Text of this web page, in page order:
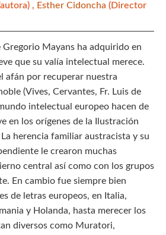
, Esther Cidoncha (Director
Gregorio Mayans ha adquirido en
que su valía intelectual merece.
afán por recuperar nuestra
(Vives, Cervantes, Fr. Luis de
intelectual europeo hacen de
en los orígenes de la Ilustración
herencia familiar austracista y su
le crearon muchas
central así como con los grupos
En cambio fue siempre bien
de letras europeos, en Italia,
y Holanda, hasta merecer los
diversos como Muratori,